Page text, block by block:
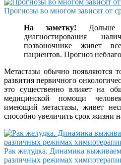
Прогнозы во многом зависят от
На заметку! Дольше
диагностирования
позвоночнике живет
пациентов. Прогноз
Метастазы обычно появляются
развития первичного
это существенно влияет на
медицинской помощи
имеющий метастазы, живет
способно увеличить срок жизни
Рак желудка. Динамика
различных режимах